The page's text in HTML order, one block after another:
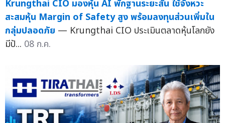
Krungthai CIO มองหุ้น AI พักฐานระยะสั้น ใช้จังหวะ
สะสมหุ้น Margin of Safety สูง พร้อมลงทุนส่วนเพิ่มใน
กลุ่มปลอดภัย — Krungthai CIO ประเมินตลาดหุ้นโลกยัง
มีปั... 08 ก.ค.